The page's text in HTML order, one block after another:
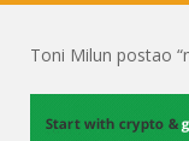
Kripto tržište